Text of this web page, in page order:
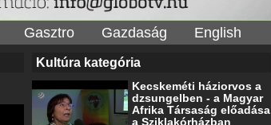
Gasztro Gazdaság English
Kultúra kategória
Kecskeméti háziorvos a
dzsungelben - a Magyar
Afrika Társaság előadása
a Sziklakórházban